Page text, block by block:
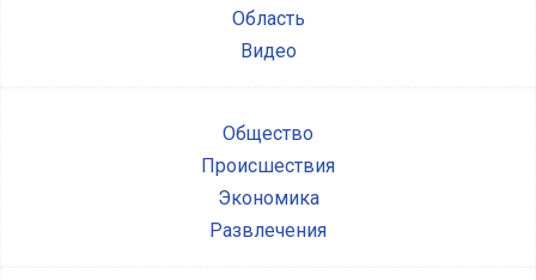
Область
Видео
Общество
Происшествия
Экономика
Развлечения